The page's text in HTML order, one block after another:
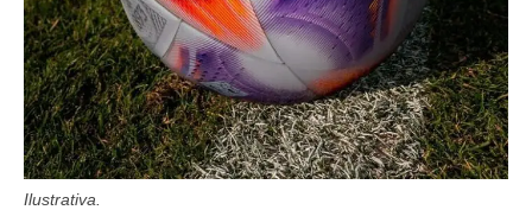
Ilustrativa.